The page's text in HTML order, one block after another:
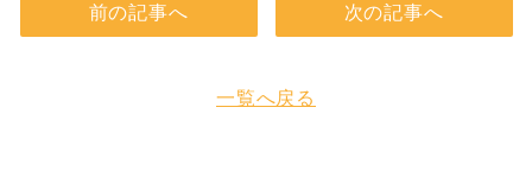
前の記事へ
一覧へ戻る
次の記事へ